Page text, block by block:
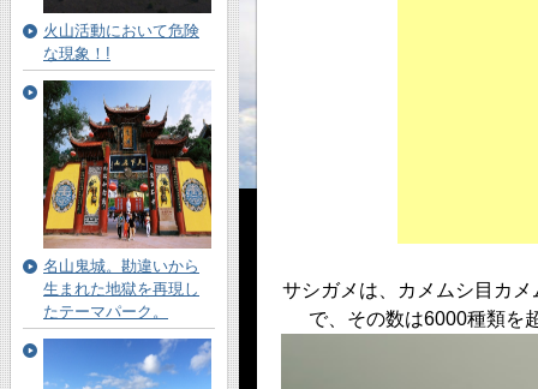
サシガメは、カメムシ目カ
で、その数は6000種類を
火山活動において危険
な現象！!
名山鬼城。勘違いから
生まれた地獄を再現し
たテーマパーク。